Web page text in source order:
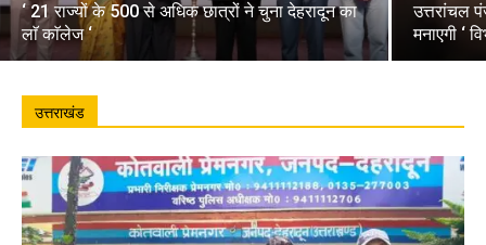
‘ 21 राज्यों के 500 से अधिक छात्रों ने चुना देहरादून का
लाॅ काॅलेज ‘
उत्तरांचल
मनाएगी ‘
उत्तराखंड